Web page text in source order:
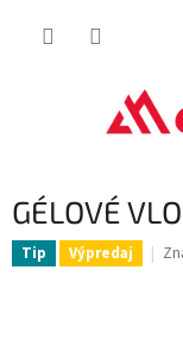
GÉLOVÉ
Tip Výpredaj